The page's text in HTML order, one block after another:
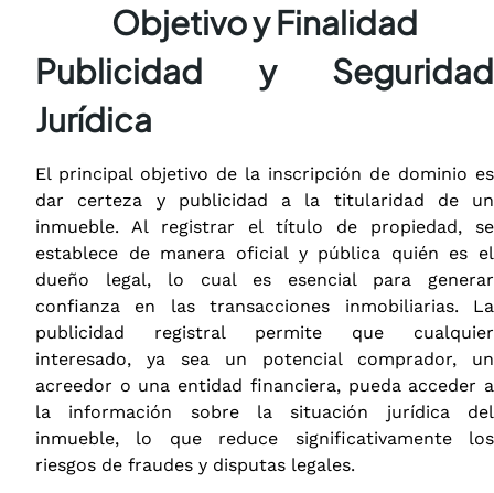
Objetivo y Finalidad
Publicidad y Seguridad
Jurídica
El principal objetivo de la inscripción de dominio es
dar certeza y publicidad a la titularidad de un
inmueble. Al registrar el título de propiedad, se
establece de manera oficial y pública quién es el
dueño legal, lo cual es esencial para generar
confianza en las transacciones inmobiliarias. La
publicidad registral permite que cualquier
interesado, ya sea un potencial comprador, un
acreedor o una entidad financiera, pueda acceder a
la información sobre la situación jurídica del
inmueble, lo que reduce significativamente los
riesgos de fraudes y disputas legales.